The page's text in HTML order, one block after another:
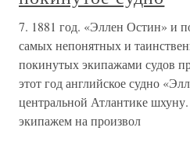
7. 1881 год. «Эллен Остин» и
самых непонятных и
покинутых экипажами судов
этот год английское судно
центральной Атлантике
экипажем на произвол